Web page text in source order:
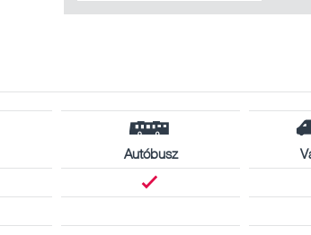
Autóbusz